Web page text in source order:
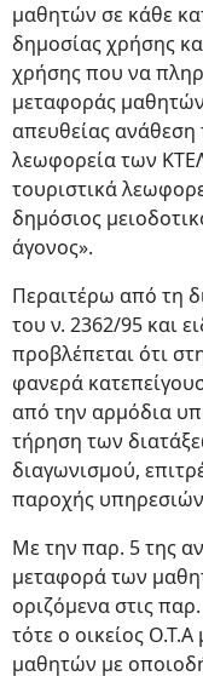
μαθητών σε κάθε
δημοσίας χρήσης
χρήσης που να
μεταφοράς
απευθείας
λεωφορεία των
τουριστικά
δημόσιος
άγονος».
Περαιτέρω από τη
του ν. 2362/95 και
προβλέπεται ότι
φανερά
από την αρμόδια
τήρηση των
διαγωνισμού,
παροχής
Με την παρ. 5 της
μεταφορά των
οριζόμενα στις
τότε ο οικείος
μαθητών με